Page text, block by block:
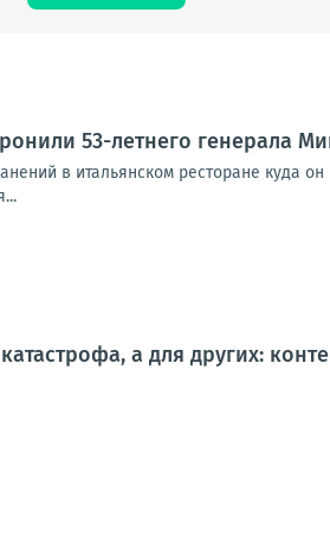
53-летнего генерала
в итальянском ресторане куда
а для других: